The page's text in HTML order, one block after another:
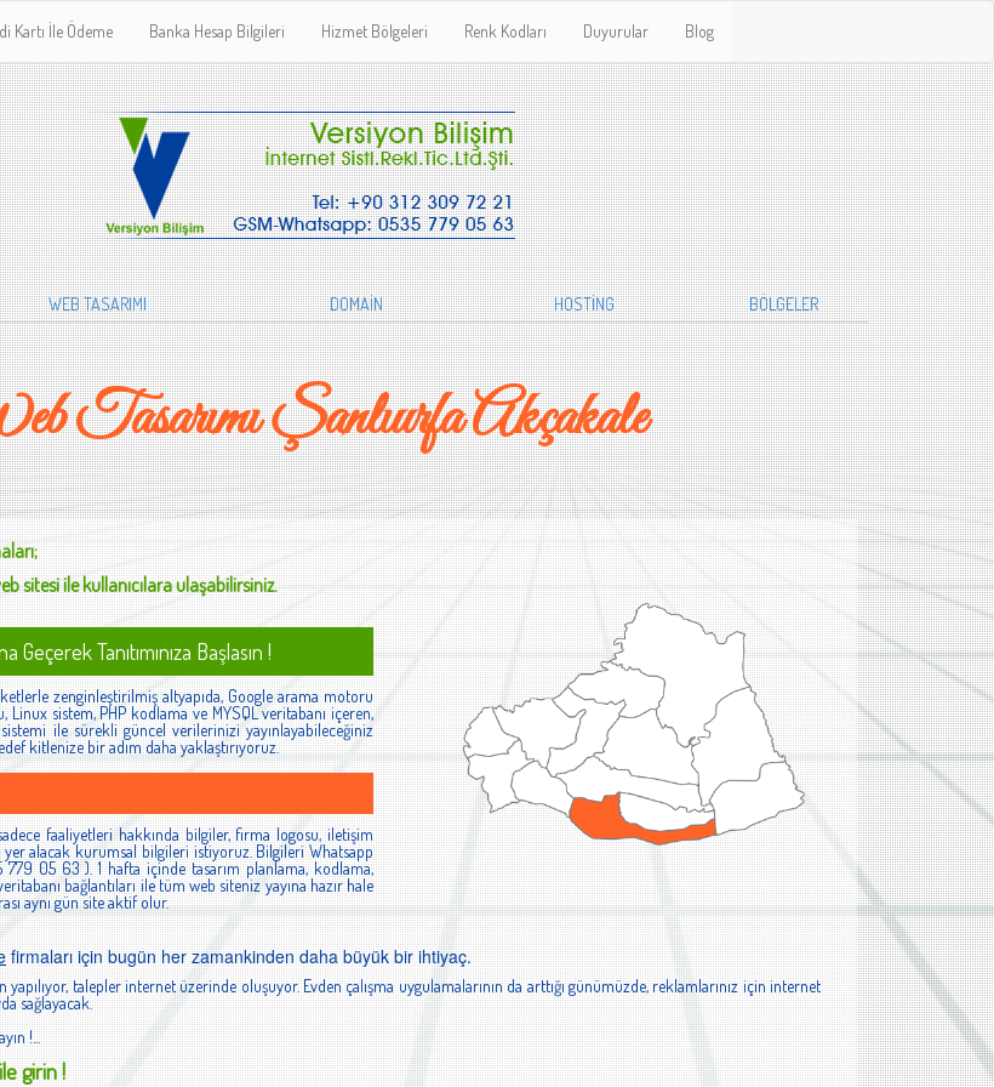
Kartı İle Ödeme Banka Hesap Bilgileri Hizmet Bölgeleri Renk Kodları Duyurular Blog
WEB TASARIMI DOMAİN HOSTİNG BÖLGELER
Tasarımı Şanlıurfa Akçakale
sitesi ile kullanıcılara ulaşabilirsiniz.
Geçerek Tanıtımınıza Başlasın !
zenginleştirilmiş altyapıda, Google arama motoru
Linux sistem, PHP kodlama ve MYSQL veritabanı içeren,
ile sürekli güncel verilerinizi yayınlayabileceğiniz
kitlenize bir adım daha yaklaştırıyoruz.
faaliyetleri hakkında bilgiler, firma logosu, iletişim
alacak kurumsal bilgileri istiyoruz. Bilgileri Whatsapp
05 63 ). 1 hafta içinde tasarım planlama, kodlama,
bağlantıları ile tüm web siteniz yayına hazır hale
aynı gün site aktif olur.
firmaları için bugün her zamankinden daha büyük bir ihtiyaç.
talepler internet üzerinde oluşuyor. Evden çalışma uygulamalarının da arttığı günümüzde, reklamlarınız için internet
sağlayacak.
!...
girin !